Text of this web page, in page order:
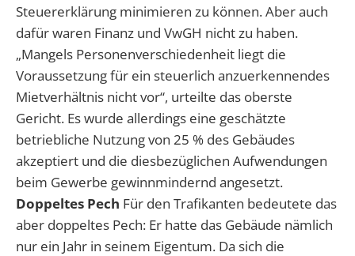
Steuererklärung minimieren zu können. Aber auch
dafür waren Finanz und VwGH nicht zu haben.
„Mangels Personenverschiedenheit liegt die
Voraussetzung für ein steuerlich anzuerkennendes
Mietverhältnis nicht vor“, urteilte das oberste
Gericht. Es wurde allerdings eine geschätzte
betriebliche Nutzung von 25 % des Gebäudes
akzeptiert und die diesbezüglichen Aufwendungen
beim Gewerbe gewinnmindernd angesetzt.
Doppeltes Pech Für den Trafikanten bedeutete das
aber doppeltes Pech: Er hatte das Gebäude nämlich
nur ein Jahr in seinem Eigentum. Da sich die